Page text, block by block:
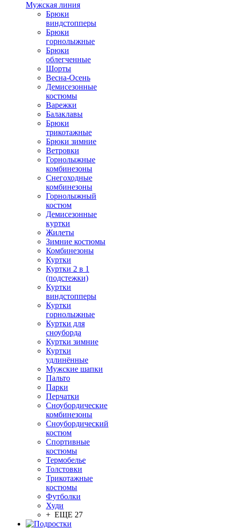
Мужская линия
Брюки
виндстопперы
Брюки
горнолыжные
Брюки
облегченные
Шорты
Весна-Осень
Демисезонные
костюмы
Варежки
Балаклавы
Брюки
трикотажные
Брюки зимние
Ветровки
Горнолыжные
комбинезоны
Снегоходные
комбинезоны
Горнолыжный
костюм
Демисезонные
куртки
Жилеты
Зимние костюмы
Комбинезоны
Куртки
Куртки 2 в 1
(подстежки)
Куртки
виндстопперы
Куртки
горнолыжные
Куртки для
сноуборда
Куртки зимние
Куртки
удлинённые
Мужские шапки
Пальто
Парки
Перчатки
Сноубордические
комбинезоны
Сноубордический
костюм
Спортивные
костюмы
Термобелье
Толстовки
Трикотажные
костюмы
Футболки
Худи
+ ЕЩЕ 27